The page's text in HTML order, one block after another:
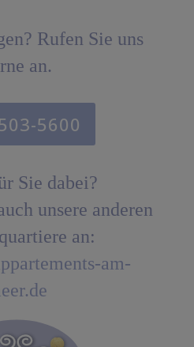
Rufen Sie uns
an.
5600
Sie dabei?
unsere anderen
an:
am-